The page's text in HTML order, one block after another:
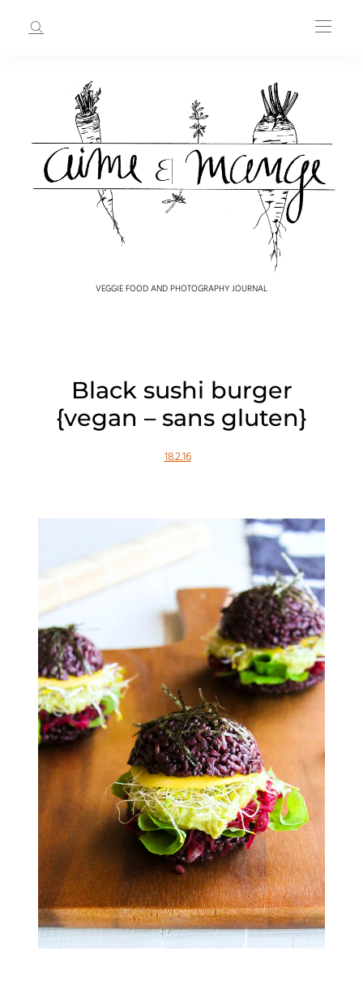
VEGGIE FOOD AND PHOTOGRAPHY JOURNAL
Black sushi burger
{vegan – sans gluten}
18.2.16